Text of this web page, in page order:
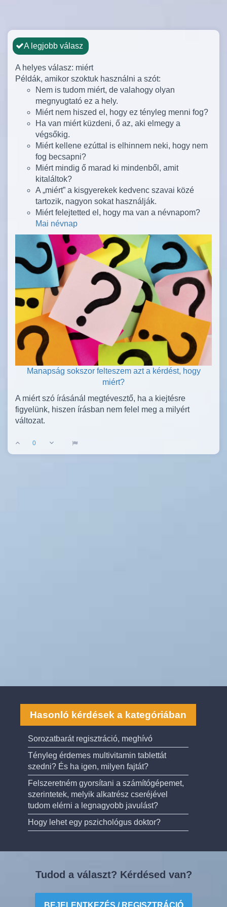
A legjobb válasz
A helyes válasz: miért
Példák, amikor szoktuk használni a szót:
Nem is tudom miért, de valahogy olyan
megnyugtató ez a hely.
Miért nem hiszed el, hogy ez tényleg menni fog?
Ha van miért küzdeni, ő az, aki elmegy a
végsőkig.
Miért kellene ezúttal is elhinnem neki, hogy nem
fog becsapni?
Miért mindig ő marad ki mindenből, amit
kitaláltok?
A „miért” a kisgyerekek kedvenc szavai közé
tartozik, nagyon sokat használják.
Miért felejtetted el, hogy ma van a névnapom?
Mai névnap
Manapság sokszor felteszem azt a kérdést, hogy
miért?
A miért szó írásánál megtévesztő, ha a kiejtésre
figyelünk, hiszen írásban nem felel meg a milyért
változat.
0
Hasonló kérdések a kategóriában
Sorozatbarát regisztráció, meghívó
Tényleg érdemes multivitamin tablettát
szedni? És ha igen, milyen fajtát?
Felszeretném gyorsítani a számítógépemet,
szerintetek, melyik alkatrész cseréjével
tudom elérni a legnagyobb javulást?
Hogy lehet egy pszichológus doktor?
Tudod a választ? Kérdésed van?
BEJELENTKEZÉS / REGISZTRÁCIÓ